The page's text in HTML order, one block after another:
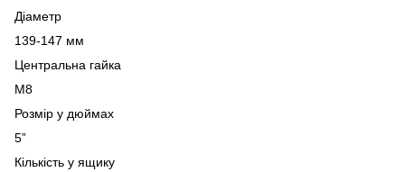
Діаметр
139-147 мм
Центральна гайка
М8
Розмір у дюймах
5”
Кількість у ящику